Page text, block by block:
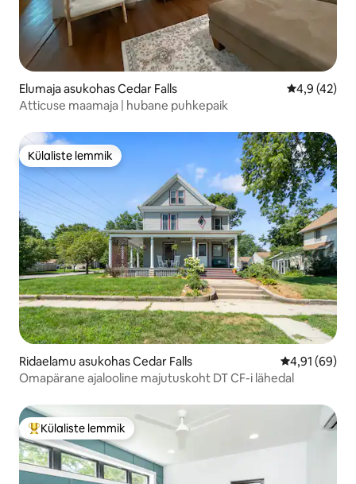
Elumaja asukohas Cedar Falls Keskmine
4,9 (42)
Atticuse maamaja | hubane puhkepaik
Külaliste lemmik
Külaliste lemmik
Ridaelamu asukohas Cedar Falls Keskmine
4,91 (69)
Omapärane ajalooline majutuskoht DT CF-i lähedal
Külaliste suur lemmik
Külaliste lemmik